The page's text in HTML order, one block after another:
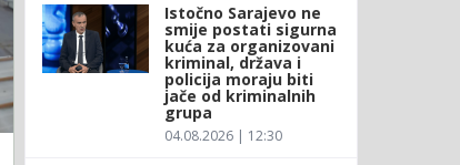
Istočno Sarajevo ne
smije postati sigurna
kuća za organizovani
kriminal, država i
policija moraju biti
jače od kriminalnih
grupa
04.08.2026 | 12:30